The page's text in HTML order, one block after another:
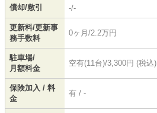
償却/敷引 -/-
更新料/更新事
務手数料
0ヶ月/2.2万円
駐車場/
月額料金
空有(11台)/3,300円 (税込)
保険加入 / 料
金
有 / -